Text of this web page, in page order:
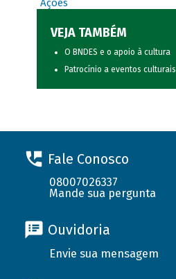
Ações
VEJA TAMBÉM
O BNDES e o apoio à cultura
Patrocínio a eventos culturais
Fale Conosco
08007026337
Mande sua pergunta
Ouvidoria
Envie sua mensagem